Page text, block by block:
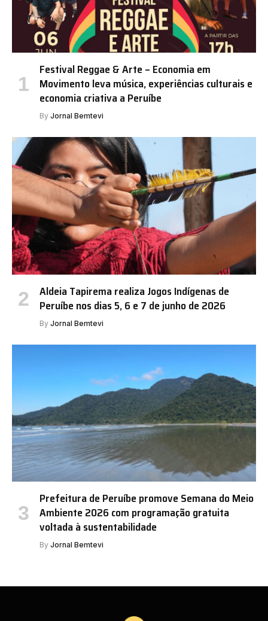
Festival Reggae & Arte – Economia em
Movimento leva música, experiências culturais e
economia criativa a Peruíbe
By Jornal Bemtevi
Aldeia Tapirema realiza Jogos Indígenas de
Peruíbe nos dias 5, 6 e 7 de junho de 2026
By Jornal Bemtevi
Prefeitura de Peruíbe promove Semana do Meio
Ambiente 2026 com programação gratuita
voltada à sustentabilidade
By Jornal Bemtevi